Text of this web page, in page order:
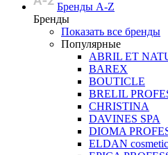
Бренды A-Z
Бренды
Показать все бренды
Популярные
ABRIL ET
BAREX
BOUTICLE
BRELIL
CHRISTINA
DAVINES SPA
DIOMA
ELDAN